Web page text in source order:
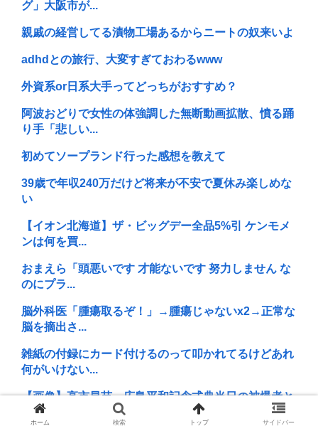
グ」大阪市が...
親戚の経営してる漬物工場あるからニートの奴来いよ
adhdとの旅行、大変すぎておわるwww
外資系or日系大手ってどっちがおすすめ？
阿波おどりで女性の体強調した無断動画拡散、憤る踊
り手「悲しい...
初めてソープランド行った感想を教えて
39歳で年収240万だけど将来が不安で夏休み楽しめな
い
【イオン北海道】ザ・ビッグデー全品5%引 ケンモメ
ンは何を買...
おまえら「頭悪いです 才能ないです 努力しません な
のにプラ...
脳外科医「腫瘍取るぞ！」→腫瘍じゃないx2→正常な
脳を摘出さ...
雑紙の付録にカード付けるのって叩かれてるけどあれ
何がいけない...
【画像】高市早苗、広島平和記念式典当日の被爆者と
の面会を早急...
ホーム 検索 トップ サイドバー